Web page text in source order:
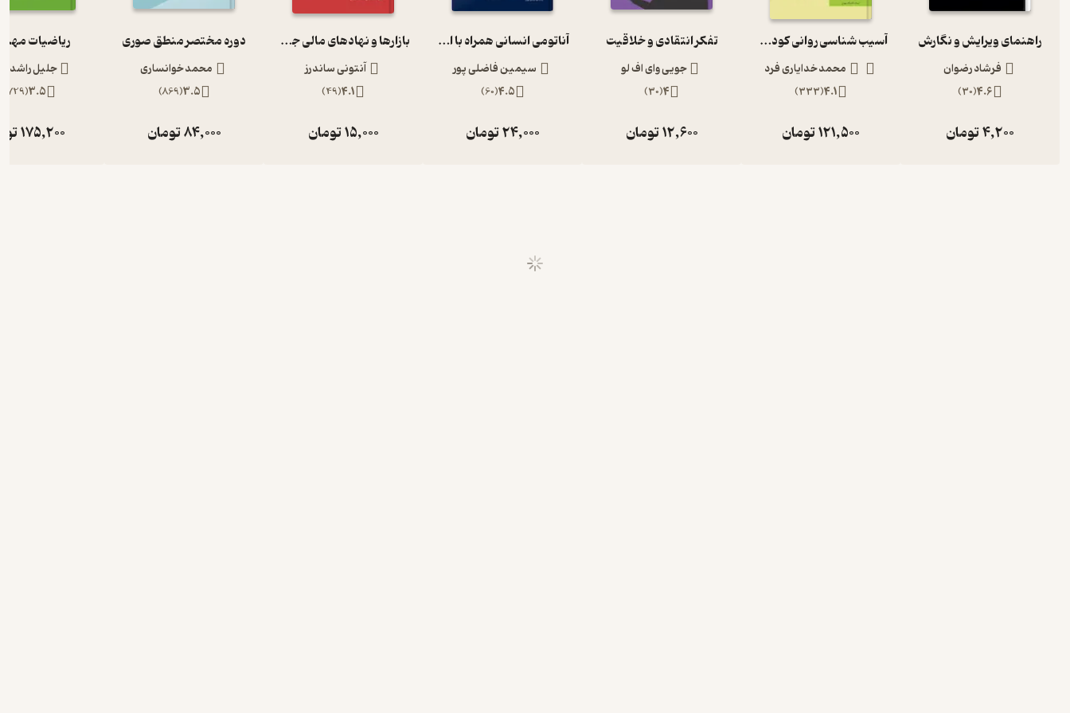
راهنمای ویرایش و نگارش
فرشاد رضوان
4.6
(
30
)
4,200تومان
آسیب شناسی روانی کودک و نوجوان با تجدید نظر کلی براساس DSM 5
محمد خدایاری فرد
4.1
(
333
)
121,500تومان
تفکر انتقادی و خلاقیت
جویی وای اف لو
4
(
30
)
12,600تومان
آناتومی انسانی همراه با اطلس رنگی و نکات بالینی
سیمین فاضلی پور
4.5
(
60
)
24,000تومان
بازارها و نهادهای مالی جلد 1
آنتونی ساندرز
4.1
(
49
)
15,000تومان
دوره مختصر منطق صوری
محمد خوانساری
3.5
(
869
)
84,000تومان
ریاضیات
جلیل راشد
3.5
(
175,200